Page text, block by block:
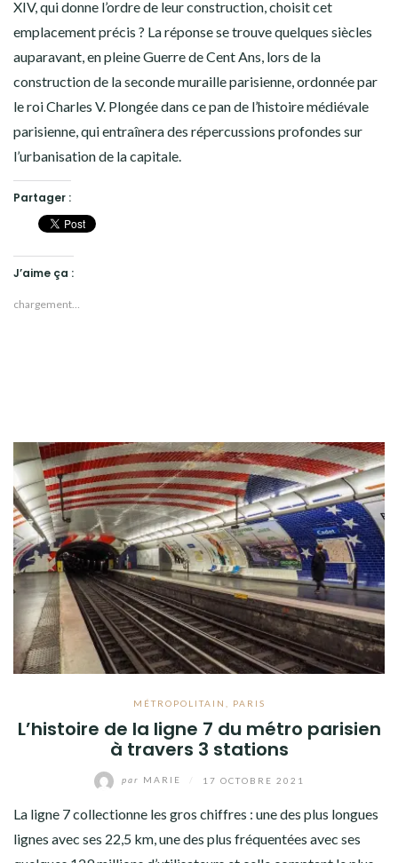
XIV, qui donne l’ordre de leur construction, choisit cet
emplacement précis ? La réponse se trouve quelques siècles
auparavant, en pleine Guerre de Cent Ans, lors de la
construction de la seconde muraille parisienne, ordonnée par
le roi Charles V. Plongée dans ce pan de l’histoire médiévale
parisienne, qui entraînera des répercussions profondes sur
l’urbanisation de la capitale.
Partager :
J’aime ça :
chargement…
MÉTROPOLITAIN PARIS
L’histoire de la ligne 7 du métro parisien
à travers 3 stations
par MARIE 17 OCTOBRE 2021
La ligne 7 collectionne les gros chiffres : une des plus longues
lignes avec ses 22,5 km, une des plus fréquentées avec ses